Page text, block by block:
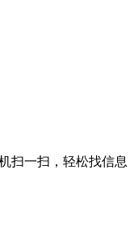
扫一扫，轻松找信息